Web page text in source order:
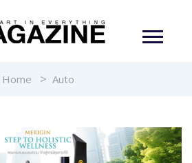
Home Auto